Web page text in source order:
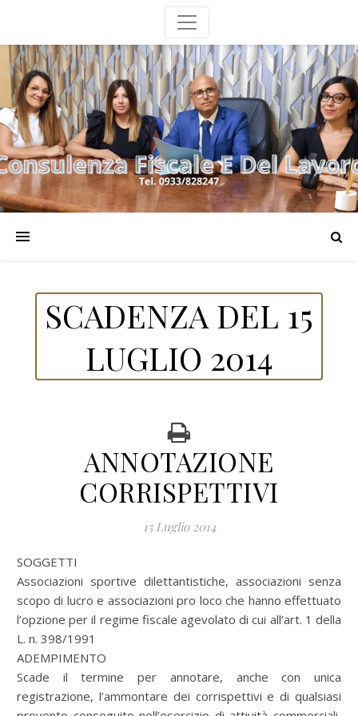
SCADENZA DEL 15
LUGLIO 2014
ANNOTAZIONE
CORRISPETTIVI
15 Luglio 2014
SOGGETTI
Associazioni sportive dilettantistiche, associazioni senza
scopo di lucro e associazioni pro loco che hanno effettuato
l’opzione per il regime fiscale agevolato di cui all’art. 1 della
L. n. 398/1991
ADEMPIMENTO
Scade il termine per annotare, anche con unica
registrazione, l’ammontare dei corrispettivi e di qualsiasi